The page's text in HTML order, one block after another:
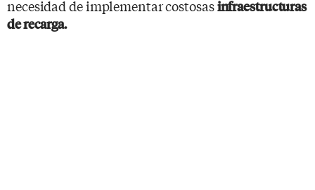
necesidad de implementar costosasinfraestructuras
de recarga.